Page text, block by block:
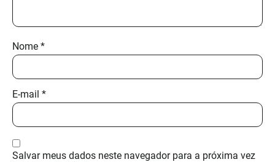
Nome *
E-mail *
Salvar meus dados neste navegador para a próxima vez